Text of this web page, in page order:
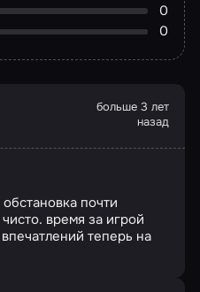
0
0
больше 3 лет
назад
почти
время за игрой
теперь на